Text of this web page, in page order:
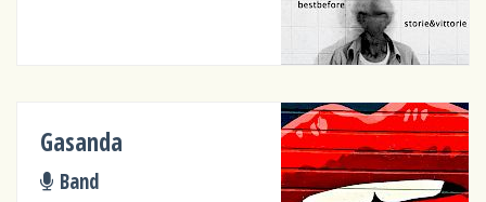
Gasanda
Band